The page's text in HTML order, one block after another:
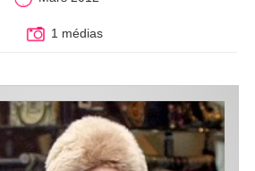
1 médias